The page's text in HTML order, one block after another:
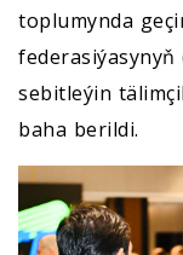
toplumynda
federasiýasynyň
sebitleýin
baha berildi.